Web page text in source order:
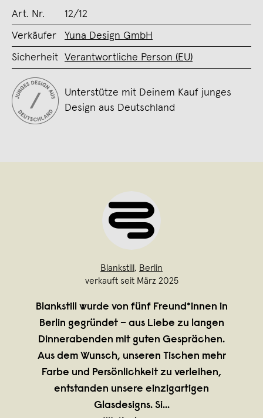
Art. Nr. 12/12
Verkäufer Yuna Design GmbH
Sicherheit Verantwortliche Person (EU)
Unterstütze mit Deinem Kauf junges
Design aus Deutschland
Blankstill , Berlin
verkauft seit März 2025
Blankstill wurde von fünf Freund*innen in
Berlin gegründet – aus Liebe zu langen
Dinnerabenden mit guten Gesprächen.
Aus dem Wunsch, unseren Tischen mehr
Farbe und Persönlichkeit zu verleihen,
entstanden unsere einzigartigen
Glasdesigns. Si...